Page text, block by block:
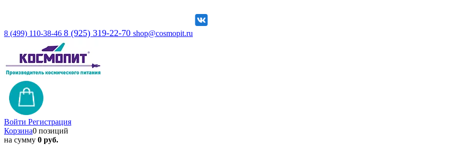
8 (499) 110-38-46 8 (925) 319-22-70 shop@cosmopit.ru
Войти Регистрация
Корзина0 позиций
на сумму 0 руб.